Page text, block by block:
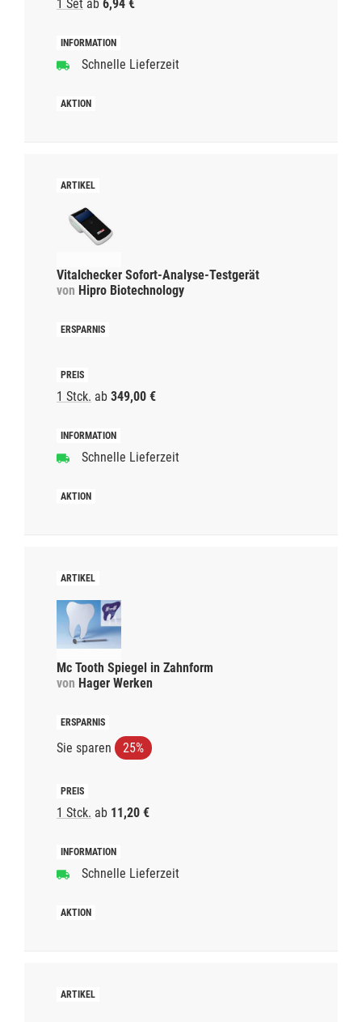
1 Set ab 6,94 €
Schnelle Lieferzeit
Vitalchecker Sofort-Analyse-Testgerät
von Hipro Biotechnology
1 Stck. ab 349,00 €
Schnelle Lieferzeit
Mc Tooth Spiegel in Zahnform
von Hager Werken
Sie sparen 25%
1 Stck. ab 11,20 €
Schnelle Lieferzeit